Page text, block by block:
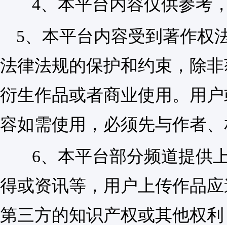
4、本平台内容仅供参考，
5、本平台内容受到著作权
法律法规的保护和约束，除
衍生作品或者商业使用。用
容如需使用，必须先与作者
6、本平台部分频道提供上
得或资讯等，用户上传作品
第三方的知识产权或其他权